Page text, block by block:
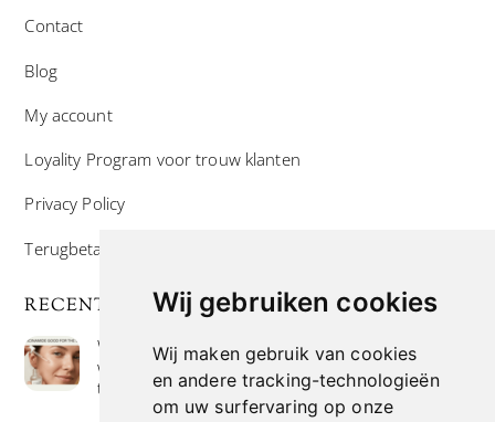
Wij gebruiken cookies
Wij maken gebruik van cookies
en andere tracking-technologieën
om uw surfervaring op onze
Contact
Blog
My account
Loyality Program voor trouw klanten
Privacy Policy
Terugbetaal- en retourneringsbeleid
RECENTE POSTS
Wat is niacinamide? Voordelen, toepassingen en
waarom het overal in huidverzorgingsproducten
te vinden is